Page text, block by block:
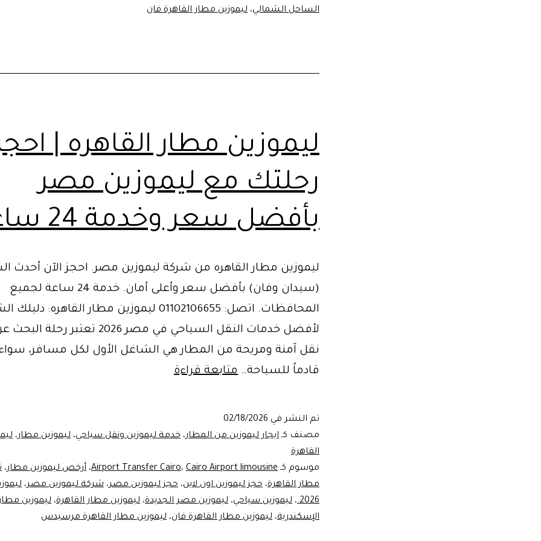
الساحل الشمالي، ليموزين مطار القاهرة فان
ليموزين مطار القاهره |
رحلتك مع ليموزين مصر
بأفضل سعر وخدمة 24 ساعة
ليموزين مطار القاهره من شركة ليموزين مصر. احجز الآن أحدث
(سيدان وفان) بأفضل سعر وأعلى أمان. خدمة 24 ساعة لجميع
المحافظات. اتصل: 01102106655 ليموزين مطار القاهره:
لأفضل خدمات النقل السياحي في مصر 2026
نقل آمنة ومريحة من المطار هي الشاغل الأول لكل مسافر،
قادماً للسياحة… متابعة قراءة
|
رحلتك
مع
ليموزين
تم النشر في 02/18/2026
مصنف كـ ايجار ليموزين من المطار، خدمة ليموزين ونقل سياحي، ليموزين مطار،
القاهرة
موسوم كـ
Airport Transfer Cairo، Cairo Airport limousine ، أرخص ليموزين مطار،
مطار القاهرة، حجز ليموزين اون لاين، حجز ليموزين مصر، شركة ليموزين مصر،
2026. ، ليموزين سياحي، ليموزين مصر الجديدة، ليموزين مطار القاهرة، ليموزين
الإسكندرية، ليموزين مطار القاهرة فان، ليموزين مطار القاهرة مرسيدس